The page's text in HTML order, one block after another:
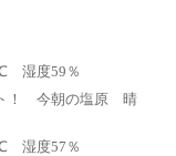
湿度59％
！ 今朝の塩原 晴
湿度57％